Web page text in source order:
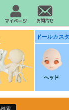
ドールカス